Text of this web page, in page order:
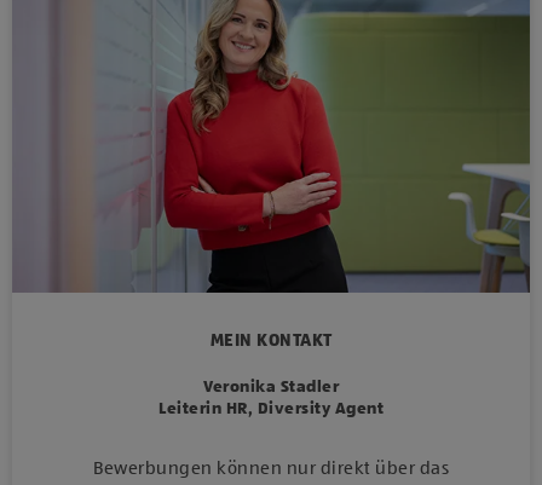
MEIN KONTAKT
Veronika Stadler
Leiterin HR, Diversity Agent
Bewerbungen können nur direkt über das